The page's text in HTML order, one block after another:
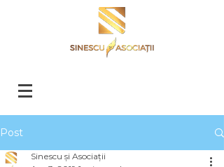
Post
Sinescu și Asociații